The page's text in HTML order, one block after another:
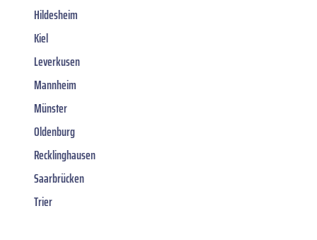
Hildesheim
Kiel
Leverkusen
Mannheim
Münster
Oldenburg
Recklinghausen
Saarbrücken
Trier